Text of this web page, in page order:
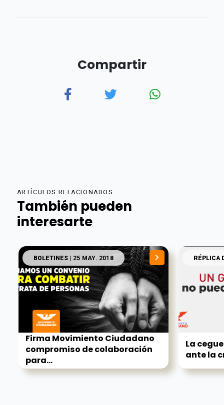
Compartir
ARTÍCULOS RELACIONADOS
También pueden
interesarte
BOLETINES | 25 MAY. 2018
Firma Movimiento Ciudadano
compromiso de colaboración
para...
RÉPLICA
La
ante la